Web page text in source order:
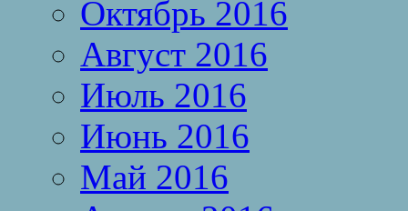
Октябрь 2016
Август 2016
Июль 2016
Июнь 2016
Май 2016